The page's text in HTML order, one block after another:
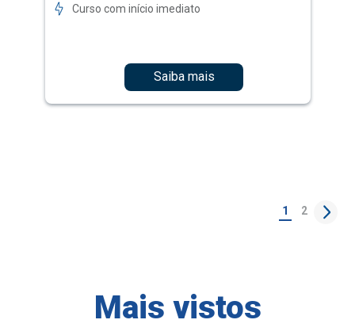
Curso com início imediato
Saiba mais
1 2
Mais vistos